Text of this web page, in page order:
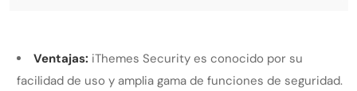
Ventajas: iThemes Security es conocido por su
facilidad de uso y amplia gama de funciones de seguridad.